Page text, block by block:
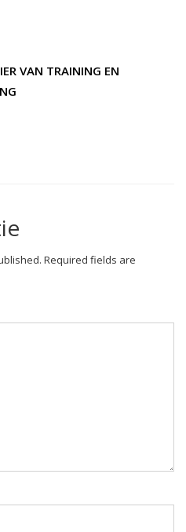
VAN TRAINING EN
Required fields are